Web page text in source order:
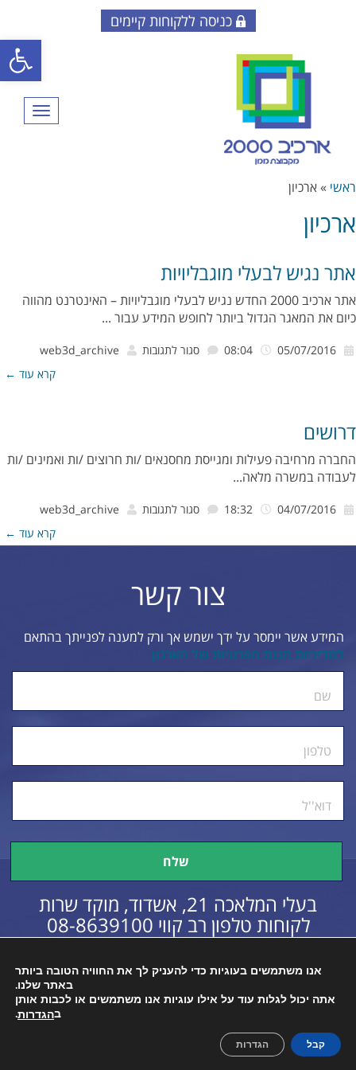
פתח
כניסה ללקוחות קיימים
תפריט
ראשי »ארכיון
ארכיון
אתר נגיש לבעלי מוגבליויות
אתר ארכיב 2000 החדש נגיש לבעלי מוגבליויות – האינטרנט מהווה
כיום את המאגר הגדול ביותר לחופש המידע עבור ...
סגור לתגובות על
web3d_archive
קרא עוד ←
דרושים
החברה מרחיבה פעילות ומגייסת מחסנאים /ות חרוצים /ות ואמינים /ות
לעבודה במשרה מלאה...
סגור לתגובות על
web3d_archive
קרא עוד ←
צור קשר
המידע אשר יימסר על ידך ישמש אך ורק למענה לפנייתך בהתאם
למדיניות הגנת הפרטיות של הארגון
שם
טלפון
דוא''ל
בעלי המלאכה 21, אשדוד, מוקד שרות
לקוחות טלפון רב קווי 08-8639100
כל הזכויות שמורות © 2016 הצהרת נגישות
אנו משתמשים בעוגיות כדי להעניק לך את החוויה הטובה ביותר
באתר שלנו.
אתה יכול לגלות עוד על אילו עוגיות אנו משתמשים או לכבות אותן
בהגדרות.
קבל הגדרות